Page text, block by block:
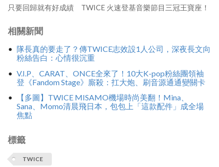
只要回歸就有好成績 TWICE 火速登基音樂節目三冠王寶座！
相關新聞
隊長真的要走了？傳TWICE志效設1人公司，深夜長文向
粉絲告白：心情很沉重
V.I.P、CARAT、ONCE全來了！10大K-pop粉絲團領袖
登《Fandom Stage》廝殺：扛大炮、刷音源通通變關卡
【多圖】TWICE MISAMO機場時尚美翻！Mina、
Sana、Momo清晨飛日本，包包上「這款配件」成全場
焦點
標籤
TWICE